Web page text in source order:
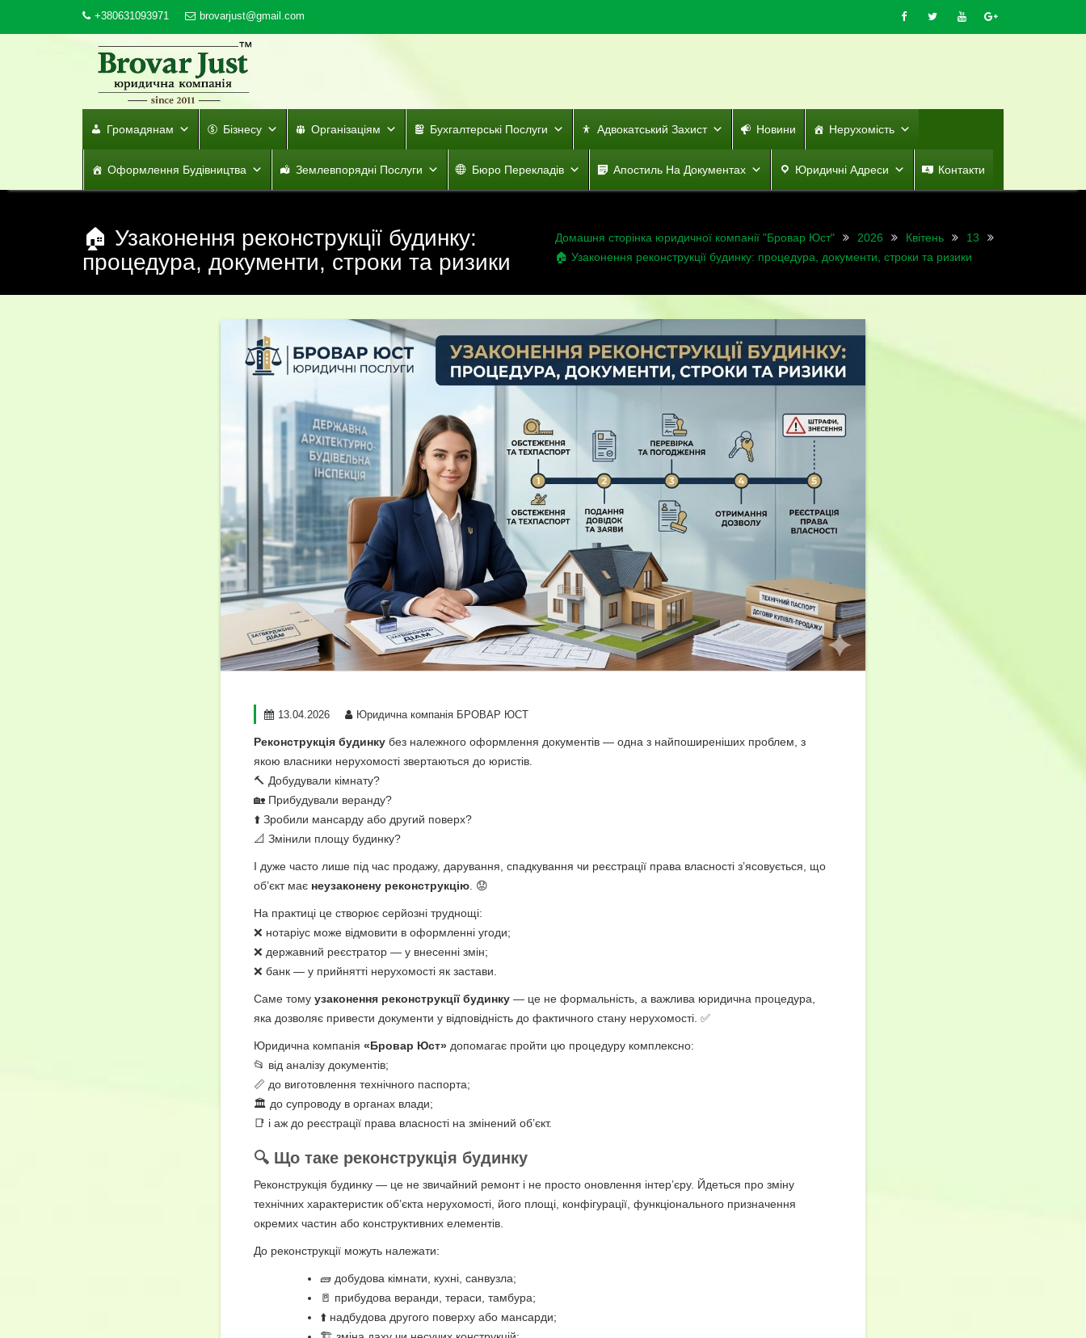
+380631093971 brovarjust@gmail.com
Громадянам Бізнесу Організаціям Бухгалтерські Послуги Адвокатський Захист Новини Нерухомість
Оформлення Будівництва Землевпорядні Послуги Бюро Перекладів Апостиль На Документах Юридичні Адреси Контакти
🏠 Узаконення реконструкції будинку:
процедура, документи, строки та ризики
Домашня сторінка юридичної компанії "Бровар Юст" 2026 Квітень
13
🏠 Узаконення реконструкції будинку: процедура, документи, строки та ризики
13.04.2026 Юридична компанія БРОВАР ЮСТ
Реконструкція будинку без належного оформлення документів — одна з найпоширеніших проблем, з
якою власники нерухомості звертаються до юристів.
🔨 Добудували кімнату?
🏡 Прибудували веранду?
⬆️ Зробили мансарду або другий поверх?
📐 Змінили площу будинку?
І дуже часто лише під час продажу, дарування, спадкування чи реєстрації права власності з’ясовується, що
об’єкт має неузаконену реконструкцію . 😟
На практиці це створює серйозні труднощі:
❌ нотаріус може відмовити в оформленні угоди;
❌ державний реєстратор — у внесенні змін;
❌ банк — у прийнятті нерухомості як застави.
Саме тому узаконення реконструкції будинку — це не формальність, а важлива юридична процедура,
яка дозволяє привести документи у відповідність до фактичного стану нерухомості. ✅
Юридична компанія «Бровар Юст» допомагає пройти цю процедуру комплексно:
📂 від аналізу документів;
📏 до виготовлення технічного паспорта;
🏛️ до супроводу в органах влади;
📑 і аж до реєстрації права власності на змінений об’єкт.
🔍 Що таке реконструкція будинку
Реконструкція будинку — це не звичайний ремонт і не просто оновлення інтер’єру. Йдеться про зміну
технічних характеристик об’єкта нерухомості, його площі, конфігурації, функціонального призначення
окремих частин або конструктивних елементів.
До реконструкції можуть належати:
🧱 добудова кімнати, кухні, санвузла;
🚪 прибудова веранди, тераси, тамбура;
⬆️ надбудова другого поверху або мансарди;